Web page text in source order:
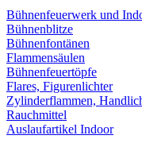
Bühnenfeuerwerk und
Bühnenblitze
Bühnenfontänen
Flammensäulen
Bühnenfeuertöpfe
Flares, Figurenlichter
Zylinderflammen,
Rauchmittel
Auslaufartikel Indoor